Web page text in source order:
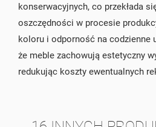
konserwacyjnych, co przekłada
oszczędności w procesie
koloru i odporność na codzienne
że meble zachowują estetyczny
redukując koszty ewentualnych